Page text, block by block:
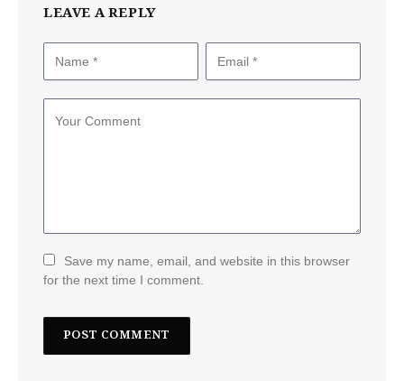
LEAVE A REPLY
Save my name, email, and website in this browser
for the next time I comment.